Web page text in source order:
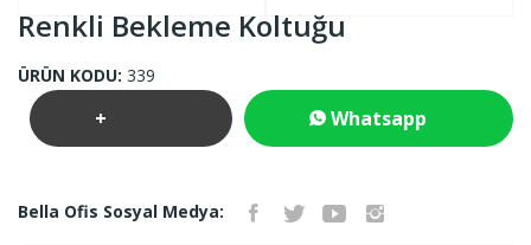
Renkli Bekleme Koltuğu
ÜRÜN KODU: 339
+ Whatsapp
Bella Ofis Sosyal Medya: